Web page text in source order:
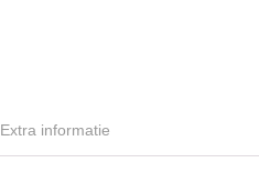
Extra informatie